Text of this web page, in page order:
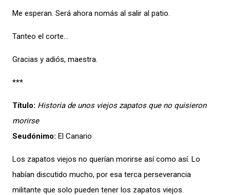
Me esperan. Será ahora nomás al salir al patio.
Tanteo el corte…
Gracias y adiós, maestra.
***
Título: Historia de unos viejos zapatos que no quisieron
morirse
Seudónimo: El Canario
Los zapatos viejos no querían morirse así como así. Lo
habían discutido mucho, por esa terca perseverancia
militante que solo pueden tener los zapatos viejos.